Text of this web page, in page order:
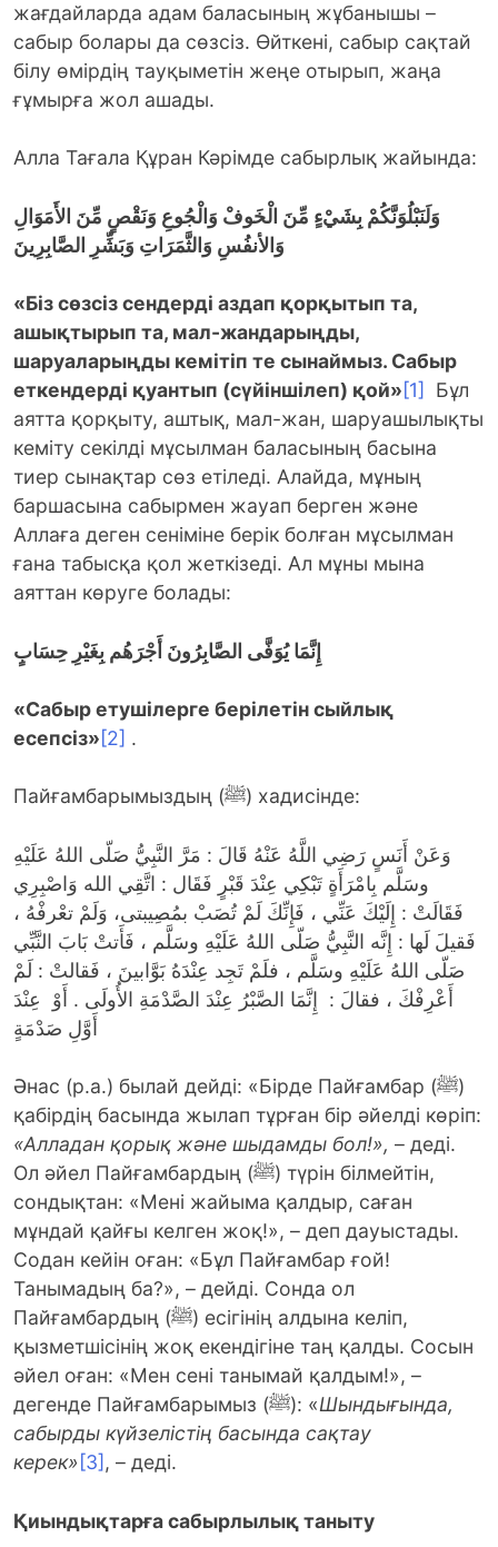
жағдайларда адам баласының жұбанышы –
сабыр болары да сөзсіз. Өйткені, сабыр сақтай
білу өмірдің тауқыметін жеңе отырып, жаңа
ғұмырға жол ашады.
Алла Тағала Құран Кәрімде сабырлық жайында:
وَلَنَبْلُوَنَّكُمْ بِشَيْءٍ مِّنَ الْخَوفْ وَالْجُوعِ وَنَقْصٍ مِّنَ الأَمَوَالِ
وَالأنفُسِ وَالثَّمَرَاتِ وَبَشِّرِ الصَّابِرِينَ
«Біз сөзсіз сендерді аздап қорқытып та,
ашықтырып та, мал-жандарыңды,
шаруаларыңды кемітіп те сынаймыз. Сабыр
еткендерді қуантып (сүйіншілеп) қой»[1]
Бұл
аятта қорқыту, аштық, мал-жан, шаруашылықты
кеміту секілді мұсылман баласының басына
тиер сынақтар сөз етіледі. Алайда, мұның
баршасына сабырмен жауап берген және
Аллаға деген сеніміне берік болған мұсылман
ғана табысқа қол жеткізеді. Ал мұны мына
аяттан көруге болады:
إِنَّمَا يُوَفَّى الصَّابِرُونَ أَجْرَهُم بِغَيْرِ حِسَابٍ
«Сабыр етушілерге берілетін сыйлық
есепсіз»[2] .
Пайғамбарымыздың (ﷺ) хадисінде:
وَعَنْ أَنَسٍ رَضِي اللَّهُ عَنْهُ قَالَ : مَرَّ النَّبِيُّ صَلّى اللهُ عَلَيْهِ
وسَلَّم بِامْرَأَةٍ تَبْكِي عِنْدَ قَبْرٍ فَقَال : اتَّقِي الله وَاصْبِرِي
فَقَالَتْ : إِلَيْكَ عَنِّي ، فَإِنِّكَ لَمْ تُصَبْ بمُصِيبتى، وَلَمْ تعْرفْهُ ،
فَقيلَ لَها : إِنَّه النَّبِيُّ صَلّى اللهُ عَلَيْهِ وسَلَّم ، فَأَتتْ بَابَ النَّبِّي
صَلّى اللهُ عَلَيْهِ وسَلَّم ، فلَمْ تَجِد عِنْدَهُ بَوَّابينَ ، فَقالتْ : لَمْ
أَعْرِفْكَ ، فقالَ : إِنَّمَا الصَّبْرُ عِنْدَ الصَّدْمَةِ الأُولَى . أَوْ عِنْدَ
Әнас (р.а.) былай дейді: «Бірде Пайғамбар (ﷺ)
қабірдің басында жылап тұрған бір әйелді көріп:
«Алладан қорық және шыдамды бол!», – деді.
Ол әйел Пайғамбардың (ﷺ) түрін білмейтін,
сондықтан: «Мені жайыма қалдыр, саған
мұндай қайғы келген жоқ!», – деп дауыстады.
Содан кейін оған: «Бұл Пайғамбар ғой!
Танымадың ба?», – дейді. Сонда ол
Пайғамбардың (ﷺ) есігінің алдына келіп,
қызметшісінің жоқ екендігіне таң қалды. Сосын
әйел оған: «Мен сені танымай қалдым!», –
дегенде Пайғамбарымыз (ﷺ): «Шындығында,
сабырды күйзелістің басында сақтау
керек» [3], – деді.
Қиындықтарға сабырлылық таныту